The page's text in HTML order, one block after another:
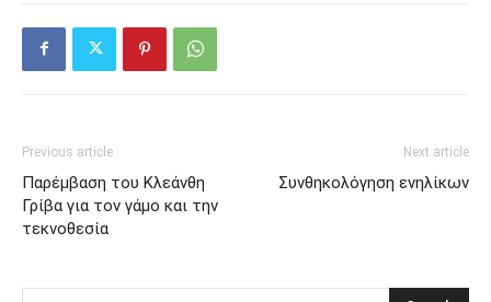
Previous article
Παρέμβαση του Κλεάνθη
Γρίβα για τον γάμο και την
τεκνοθεσία
Next article
Συνθηκολόγηση ενηλίκων